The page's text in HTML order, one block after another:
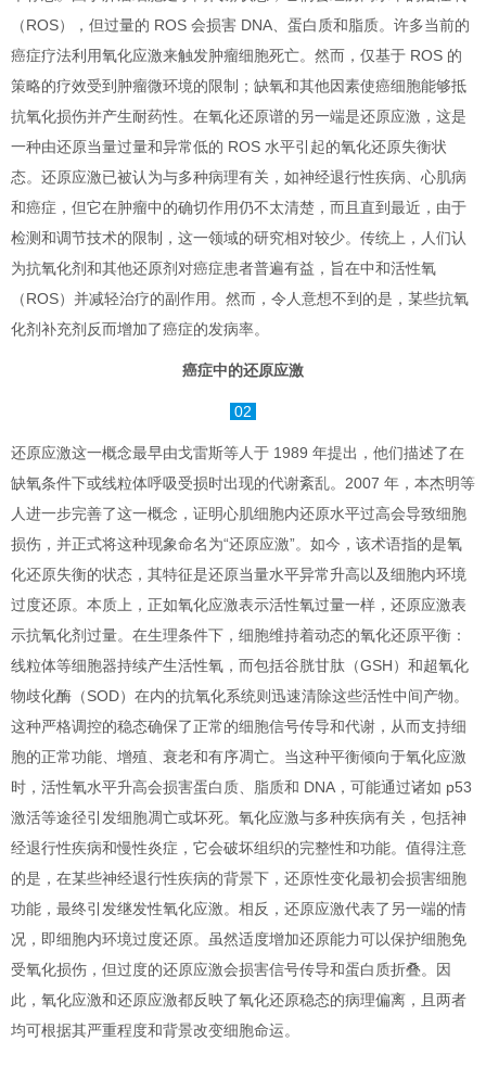
（ROS），但过量的 ROS 会损害 DNA、蛋白质和脂质。许多当前的
癌症疗法利用氧化应激来触发肿瘤细胞死亡。然而，仅基于 ROS 的
策略的疗效受到肿瘤微环境的限制；缺氧和其他因素使癌细胞能够抵
抗氧化损伤并产生耐药性。在氧化还原谱的另一端是还原应激，这是
一种由还原当量过量和异常低的 ROS 水平引起的氧化还原失衡状
态。还原应激已被认为与多种病理有关，如神经退行性疾病、心肌病
和癌症，但它在肿瘤中的确切作用仍不太清楚，而且直到最近，由于
检测和调节技术的限制，这一领域的研究相对较少。传统上，人们认
为抗氧化剂和其他还原剂对癌症患者普遍有益，旨在中和活性氧
（ROS）并减轻治疗的副作用。然而，令人意想不到的是，某些抗氧
化剂补充剂反而增加了癌症的发病率。
癌症中的还原应激
02
还原应激这一概念最早由戈雷斯等人于 1989 年提出，他们描述了在
缺氧条件下或线粒体呼吸受损时出现的代谢紊乱。2007 年，本杰明等
人进一步完善了这一概念，证明心肌细胞内还原水平过高会导致细胞
损伤，并正式将这种现象命名为“还原应激”。如今，该术语指的是氧
化还原失衡的状态，其特征是还原当量水平异常升高以及细胞内环境
过度还原。本质上，正如氧化应激表示活性氧过量一样，还原应激表
示抗氧化剂过量。在生理条件下，细胞维持着动态的氧化还原平衡：
线粒体等细胞器持续产生活性氧，而包括谷胱甘肽（GSH）和超氧化
物歧化酶（SOD）在内的抗氧化系统则迅速清除这些活性中间产物。
这种严格调控的稳态确保了正常的细胞信号传导和代谢，从而支持细
胞的正常功能、增殖、衰老和有序凋亡。当这种平衡倾向于氧化应激
时，活性氧水平升高会损害蛋白质、脂质和 DNA，可能通过诸如 p53
激活等途径引发细胞凋亡或坏死。氧化应激与多种疾病有关，包括神
经退行性疾病和慢性炎症，它会破坏组织的完整性和功能。值得注意
的是，在某些神经退行性疾病的背景下，还原性变化最初会损害细胞
功能，最终引发继发性氧化应激。相反，还原应激代表了另一端的情
况，即细胞内环境过度还原。虽然适度增加还原能力可以保护细胞免
受氧化损伤，但过度的还原应激会损害信号传导和蛋白质折叠。因
此，氧化应激和还原应激都反映了氧化还原稳态的病理偏离，且两者
均可根据其严重程度和背景改变细胞命运。